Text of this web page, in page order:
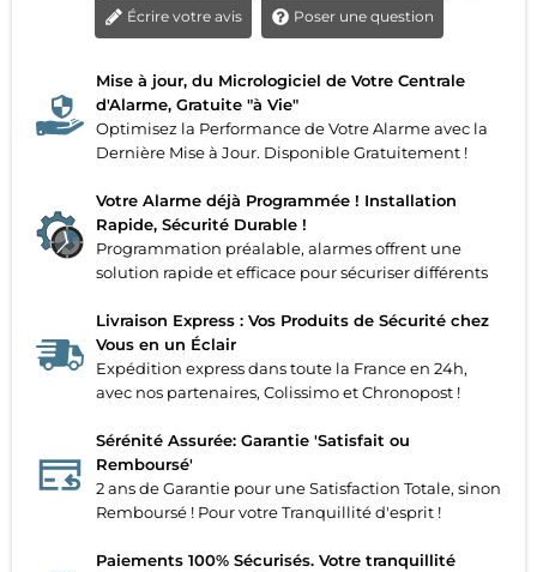
Écrire votre avis Poser une question
Mise à jour, du Micrologiciel de Votre Centrale
d'Alarme, Gratuite "à Vie"
Optimisez la Performance de Votre Alarme avec la
Dernière Mise à Jour. Disponible Gratuitement !
Votre Alarme déjà Programmée ! Installation
Rapide, Sécurité Durable !
Programmation préalable, alarmes offrent une
solution rapide et efficace pour sécuriser différents
Livraison Express : Vos Produits de Sécurité chez
Vous en un Éclair
Expédition express dans toute la France en 24h,
avec nos partenaires, Colissimo et Chronopost !
Sérénité Assurée: Garantie 'Satisfait ou
Remboursé'
2 ans de Garantie pour une Satisfaction Totale, sinon
Remboursé ! Pour votre Tranquillité d'esprit !
Paiements 100% Sécurisés. Votre tranquillité